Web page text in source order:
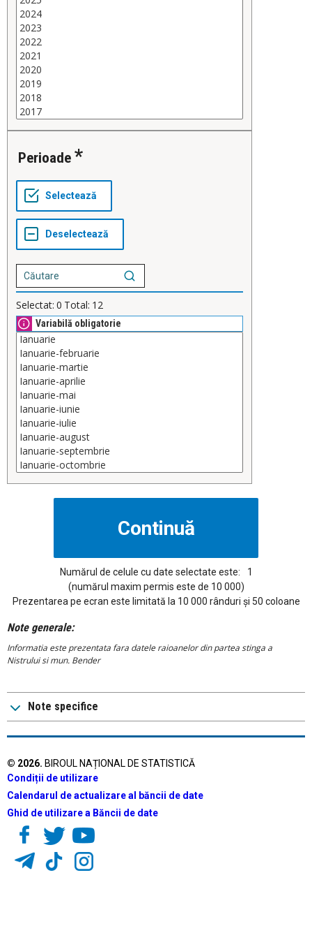
Perioade
Selectat: 0 Total: 12
Variabilă obligatorie
Numărul de celule cu date selectate este:
1
(numărul maxim permis este de 10 000)
Prezentarea pe ecran este limitată la 10 000 rânduri și 50 coloane
Note generale:
Informatia este prezentata fara datele raioanelor din partea stinga a
Nistrului si mun. Bender
Note specifice
© 2026. BIROUL NAȚIONAL DE STATISTICĂ
Condiții de utilizare
Calendarul de actualizare al băncii de date
Ghid de utilizare a Băncii de date